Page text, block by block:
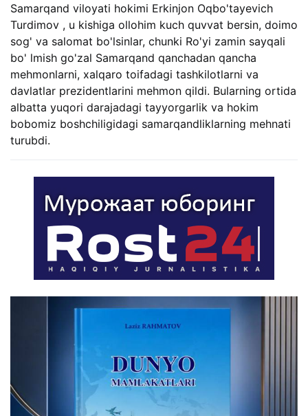
Samarqand viloyati hokimi Erkinjon Oqbo'tayevich
Turdimov , u kishiga ollohim kuch quvvat bersin, doimo
sog' va salomat bo'lsinlar, chunki Ro'yi zamin sayqali
bo' lmish go'zal Samarqand qanchadan qancha
mehmonlarni, xalqaro toifadagi tashkilotlarni va
davlatlar prezidentlarini mehmon qildi. Bularning ortida
albatta yuqori darajadagi tayyorgarlik va hokim
bobomiz boshchiligidagi samarqandliklarning mehnati
turubdi.